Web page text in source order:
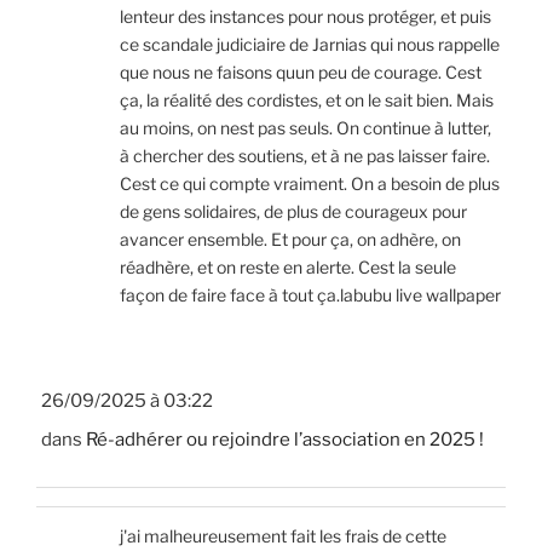
26/09/2025 à 03:22
dans Ré-adhérer ou rejoindre l’association en 2025 !
lenteur des instances pour nous protéger, et puis
ce scandale judiciaire de Jarnias qui nous rappelle
que nous ne faisons quun peu de courage. Cest
ça, la réalité des cordistes, et on le sait bien. Mais
au moins, on nest pas seuls. On continue à lutter,
à chercher des soutiens, et à ne pas laisser faire.
Cest ce qui compte vraiment. On a besoin de plus
de gens solidaires, de plus de courageux pour
avancer ensemble. Et pour ça, on adhère, on
réadhère, et on reste en alerte. Cest la seule
façon de faire face à tout ça.labubu live wallpaper
j'ai malheureusement fait les frais de cette